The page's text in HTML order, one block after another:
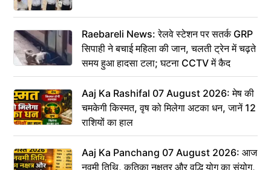
Raebareli News: रेलवे स्टेशन पर सतर्क GRP
सिपाही ने बचाई महिला की जान, चलती ट्रेन में चढ़ते
समय हुआ हादसा टला; घटना CCTV में कैद
Aaj Ka Rashifal 07 August 2026: मेष की
चमकेगी किस्मत, वृष को मिलेगा अटका धन, जानें 12
राशियों का हाल
Aaj Ka Panchang 07 August 2026: आज
नवमी तिथि, कृतिका नक्षत्र और वृद्धि योग का संयोग,